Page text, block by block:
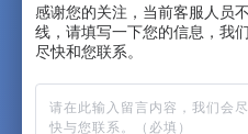
感谢您的关注，当前客服人员
线，请填写一下您的信息，我
尽快和您联系。